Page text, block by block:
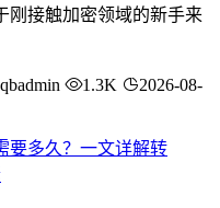
刚接触加密领域的新手来
qbadmin 1.3K
2026-08-